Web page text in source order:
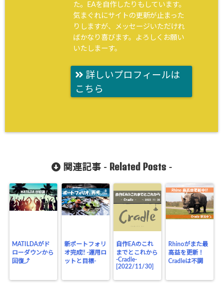
た。EAを自作したりもしています。
気まぐれにサイトの更新が止まった
りしますが、メッセージいただけれ
ばかなり喜びます。よろしくお願い
いたしまーす。
詳しいプロフィールは
こちら
関連記事 - Related Posts-
MATILDAがド
ローダウンから
回復⤴
新ポートフォリ
オ完成!! -運用ロ
ットと目標-
自作EAのこれ
までとこれから
-Cradle-
[2022/11/30]
Rhinoがまた最
高益を更新！
Cradleは不調